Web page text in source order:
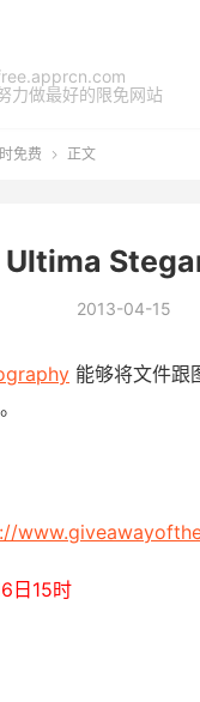
力做最好的限免网站
免费  正文
Ultima
2013-04-15
能够将文件跟
日15时